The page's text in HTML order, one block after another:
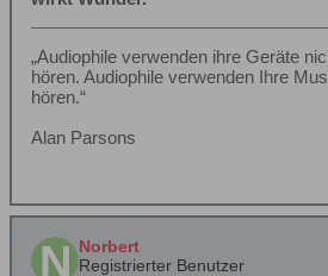
„Audiophile verwenden ihre Geräte
hören. Audiophile verwenden Ihre
hören.“
Alan Parsons
Norbert
Registrierter Benutzer